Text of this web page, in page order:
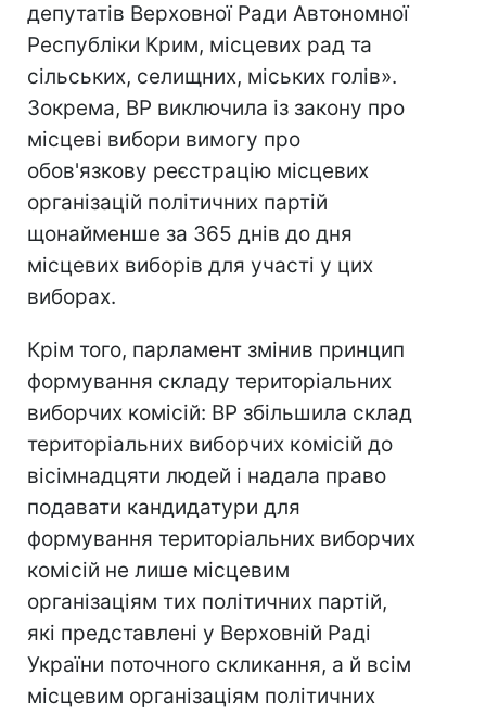
депутатів Верховної Ради Автономної
Республіки Крим, місцевих рад та
сільських, селищних, міських голів».
Зокрема, ВР виключила із закону про
місцеві вибори вимогу про
обов'язкову реєстрацію місцевих
організацій політичних партій
щонайменше за 365 днів до дня
місцевих виборів для участі у цих
виборах.
Крім того, парламент змінив принцип
формування складу територіальних
виборчих комісій: ВР збільшила склад
територіальних виборчих комісій до
вісімнадцяти людей і надала право
подавати кандидатури для
формування територіальних виборчих
комісій не лише місцевим
організаціям тих політичних партій,
які представлені у Верховній Раді
України поточного скликання, а й всім
місцевим організаціям політичних